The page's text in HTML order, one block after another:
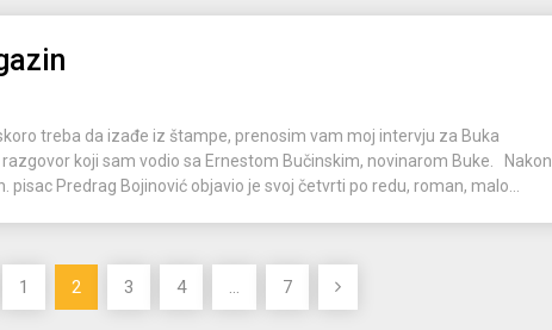
treba da izađe iz štampe, prenosim vam moj intervju za Buka
koji sam vodio sa Ernestom Bučinskim, novinarom Buke. Nakon
pisac Predrag Bojinović objavio je svoj četvrti po redu, roman, malo...
1 2 3 4 … 7